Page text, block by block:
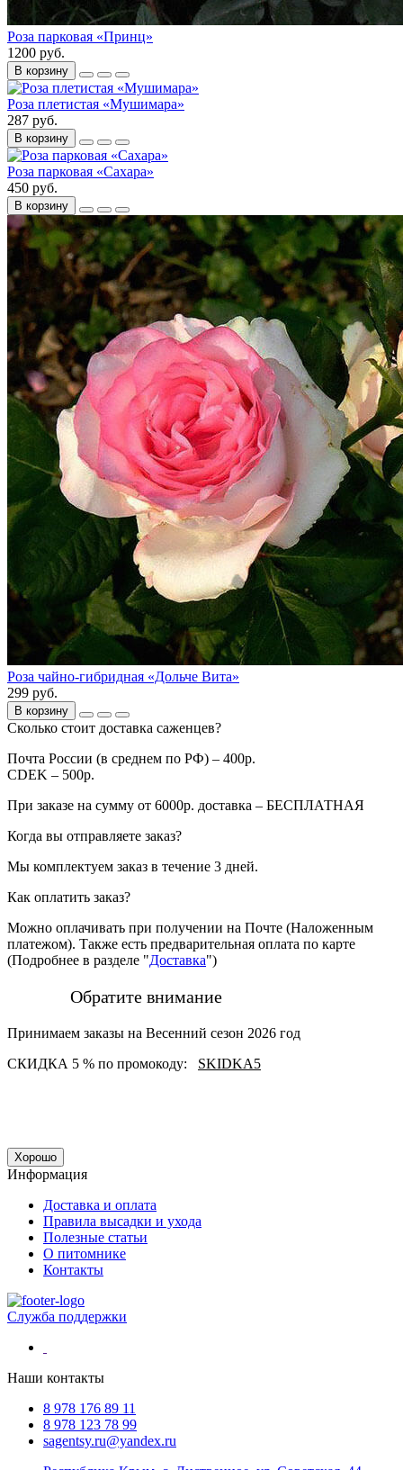
Роза парковая «Принц»
1200 руб.
В корзину
Роза плетистая «Мушимара»
287 руб.
В корзину
Роза парковая «Сахара»
450 руб.
В корзину
Роза чайно-гибридная «Дольче Вита»
299 руб.
В корзину
Сколько стоит доставка саженцев?
Почта России (в среднем по РФ) – 400р.
CDEK – 500р.
При заказе на сумму от 6000р. доставка – БЕСПЛАТНАЯ
Когда вы отправляете заказ?
Мы комплектуем заказ в течение 3 дней.
Как оплатить заказ?
Можно оплачивать при получении на Почте (Наложенным
платежом). Также есть предварительная оплата по карте
(Подробнее в разделе "Доставка")
Обратите внимание
Принимаем заказы на Весенний сезон 2026 год
СКИДКА 5 % по промокоду: SKIDKA5
Хорошо
Информация
Доставка и оплата
Правила высадки и ухода
Полезные статьи
О питомнике
Контакты
Служба поддержки
Наши контакты
8 978 176 89 11
8 978 123 78 99
sagentsy.ru@yandex.ru